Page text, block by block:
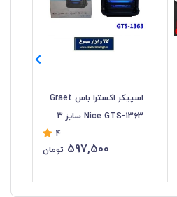
اسپیکر اکسترا باس Graet
Nice GTS-1363 سایز 3
4
597,500 تومان